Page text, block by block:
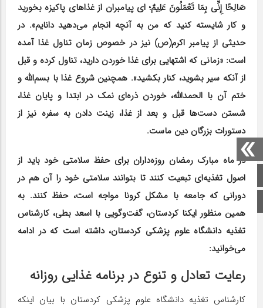
صفحه اصلی
اینستاگرام
صَالِحًا إِنِّی بِمَا تَعْمَلُونَ عَلِیمٌ؛ اى پیامبران از غذاهای پاکیزه بخورید
و کار شایسته کنید که من به آنچه انجام مى‏‌دهید دانایم».در
حدیثی از پیامبر اکرم(ص) نیز در خصوص زمان تناول غذا آمده
است: «زمانی که اشتهایی برای غذا خوردن دارید، تناول کرده و قبل
از آنکه سیر بشوید، کنار بکشید». همچنین شروع غذا با بسم‌الله و
ختم آن با الحمدالله، خوردن ذره‌ای نمک در ابتدا و پایان غذا،
شستن دست‌ها قبل و بعد از غذا، زینت دادن به سفره نیز از
دستورات بزرگان دین ماست.
در ماه مبارک رمضان روزه‌داران برای حفظ سلامتی خود باید از
اصول تغذیه‌ای تبعیت کنند تا بتوانند سلامتی خود را آن هم در
دورانی که جامعه با مشکل کرونا مواجه است، حفظ کنند. به
همین منظور ایکنا کردستان، گفت‌وگویی با اسعد بطی، کارشناس
تغذیه دانشگاه علوم پزشکی کردستان، داشته است که در ادامه
می‌خوانید:
رعایت تعادل و تنوع در برنامه غذایی روزانه
کارشناس تغذیه دانشگاه علوم پزشکی کردستان با بیان اینکه